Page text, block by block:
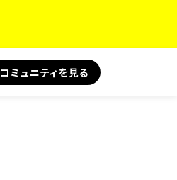
コミュニティを見る